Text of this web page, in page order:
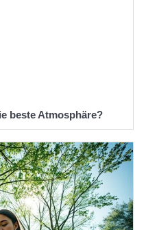
beste Atmosphäre?